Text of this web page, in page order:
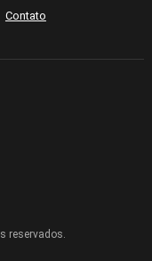
Contato
reservados.